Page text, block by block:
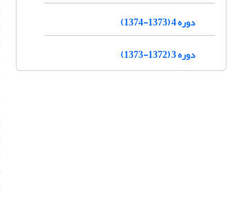
دوره 4 (1373-1374)
دوره 3 (1372-1373)